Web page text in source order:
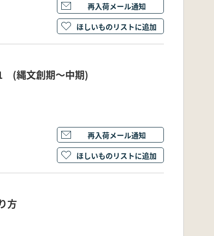
再入荷メール通知
ほしいものリストに追加
(縄文創期～中期)
再入荷メール通知
ほしいものリストに追加
方